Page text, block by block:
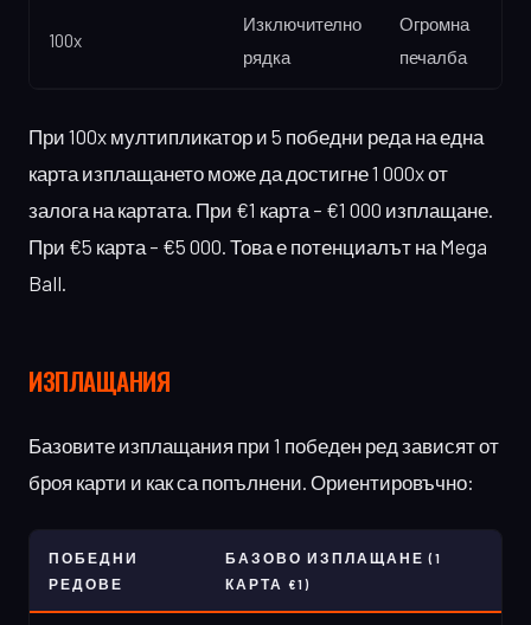
100x
Изключително
рядка
Огромна
печалба
При 100x мултипликатор и 5 победни реда на една
карта изплащането може да достигне 1 000x от
залога на картата. При €1 карта – €1 000 изплащане.
При €5 карта – €5 000. Това е потенциалът на Mega
Ball.
ИЗПЛАЩАНИЯ
Базовите изплащания при 1 победен ред зависят от
броя карти и как са попълнени. Ориентировъчно:
ПОБЕДНИ
РЕДОВЕ
БАЗОВО ИЗПЛАЩАНЕ (1
КАРТА €1)